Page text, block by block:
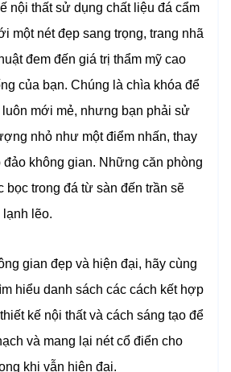
nội thất sử dụng chất liệu đá cẩm
một nét đẹp sang trọng, trang nhã
đem đến giá trị thẩm mỹ cao
của bạn. Chúng là chìa khóa để
mới mẻ, nhưng bạn phải sử
nhỏ như một điểm nhấn, thay
không gian. Những căn phòng
trong đá từ sàn đến trần sẽ
lạnh lẽo.
gian đẹp và hiện đại, hãy cùng
hiểu danh sách các cách kết hợp
kế nội thất và cách sáng tạo để
và mang lại nét cổ điển cho
khi vẫn hiện đại.